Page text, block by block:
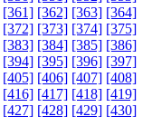
[361] [362] [363] [364]
[372] [373] [374] [375]
[383] [384] [385] [386]
[394] [395] [396] [397]
[405] [406] [407] [408]
[416] [417] [418] [419]
[427] [428] [429] [430]